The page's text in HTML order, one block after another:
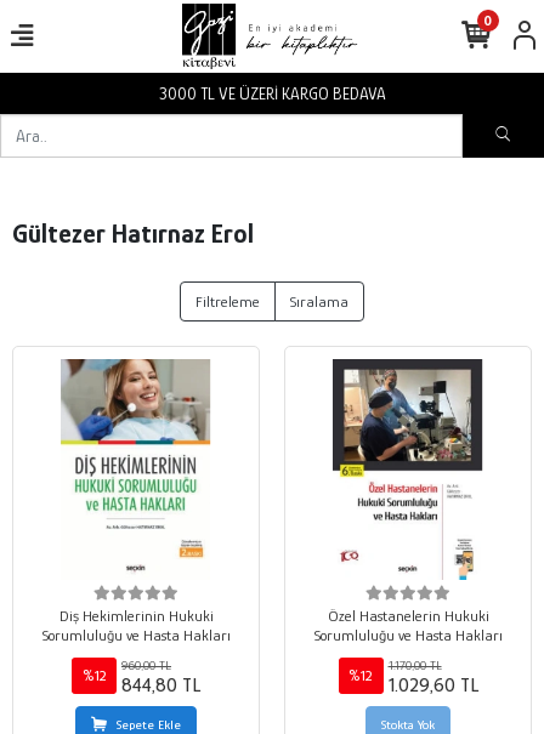
3000 TL VE ÜZERİ KARGO BEDAVA
0
Gültezer Hatırnaz Erol
Filtreleme Sıralama
Diş Hekimlerinin Hukuki
Sorumluluğu ve Hasta Hakları
%12
960,00 TL
844,80 TL
Sepete Ekle
Özel Hastanelerin Hukuki
Sorumluluğu ve Hasta Hakları
%12
1.170,00 TL
1.029,60 TL
Stokta Yok